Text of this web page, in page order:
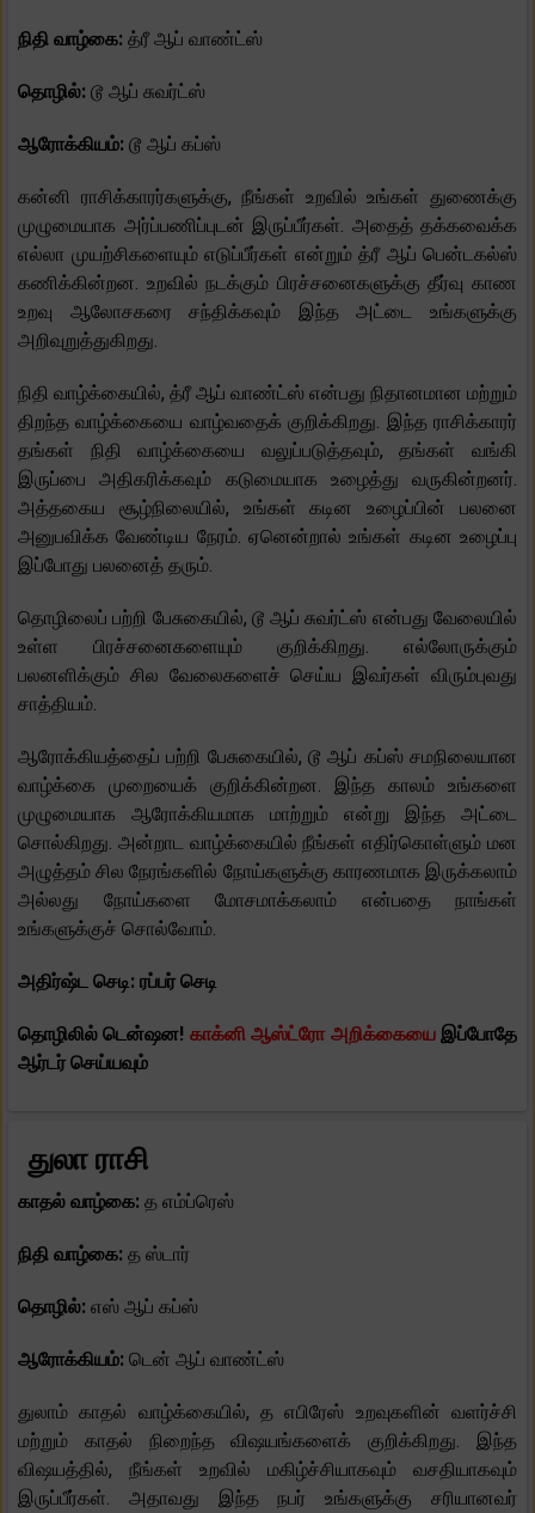
நிதி வாழ்கை: த்ரீ ஆப் வாண்ட்ஸ்
தொழில்: டூ ஆப் சுவர்ட்ஸ்
ஆரோக்கியம்: டூ ஆப் கப்ஸ்
கன்னி ராசிக்காரர்களுக்கு, நீங்கள் உறவில் உங்கள் துணைக்கு
முழுமையாக அர்ப்பணிப்புடன் இருப்பீர்கள். அதைத் தக்கவைக்க
எல்லா முயற்சிகளையும் எடுப்பீர்கள் என்றும் த்ரீ ஆப் பென்டகல்ஸ்
கணிக்கின்றன. உறவில் நடக்கும் பிரச்சனைகளுக்கு தீர்வு காண
உறவு ஆலோசகரை சந்திக்கவும் இந்த அட்டை உங்களுக்கு
அறிவுறுத்துகிறது.
நிதி வாழ்க்கையில், த்ரீ ஆப் வாண்ட்ஸ் என்பது நிதானமான மற்றும்
திறந்த வாழ்க்கையை வாழ்வதைக் குறிக்கிறது. இந்த ராசிக்காரர்
தங்கள் நிதி வாழ்க்கையை வலுப்படுத்தவும், தங்கள் வங்கி
இருப்பை அதிகரிக்கவும் கடுமையாக உழைத்து வருகின்றனர்.
அத்தகைய சூழ்நிலையில், உங்கள் கடின உழைப்பின் பலனை
அனுபவிக்க வேண்டிய நேரம். ஏனென்றால் உங்கள் கடின உழைப்பு
இப்போது பலனைத் தரும்.
தொழிலைப் பற்றி பேசுகையில், டூ ஆப் சுவர்ட்ஸ் என்பது வேலையில்
உள்ள பிரச்சனைகளையும் குறிக்கிறது. எல்லோருக்கும்
பலனளிக்கும் சில வேலைகளைச் செய்ய இவர்கள் விரும்புவது
சாத்தியம்.
ஆரோக்கியத்தைப் பற்றி பேசுகையில், டூ ஆப் கப்ஸ் சமநிலையான
வாழ்க்கை முறையைக் குறிக்கின்றன. இந்த காலம் உங்களை
முழுமையாக ஆரோக்கியமாக மாற்றும் என்று இந்த அட்டை
சொல்கிறது. அன்றாட வாழ்க்கையில் நீங்கள் எதிர்கொள்ளும் மன
அழுத்தம் சில நேரங்களில் நோய்களுக்கு காரணமாக இருக்கலாம்
அல்லது நோய்களை மோசமாக்கலாம் என்பதை நாங்கள்
உங்களுக்குச் சொல்வோம்.
அதிர்ஷ்ட செடி: ரப்பர் செடி
தொழிலில் டென்ஷன! காக்னி ஆஸ்ட்ரோ அறிக்கையைஇப்போதே
ஆர்டர் செய்யவும்
துலா ராசி
காதல் வாழ்கை: த எம்ப்ரெஸ்
நிதி வாழ்கை: த ஸ்டார்
தொழில்: எஸ் ஆப் கப்ஸ்
ஆரோக்கியம்: டென் ஆப் வாண்ட்ஸ்
துலாம் காதல் வாழ்க்கையில், த எபிரேஸ் உறவுகளின் வளர்ச்சி
மற்றும் காதல் நிறைந்த விஷயங்களைக் குறிக்கிறது. இந்த
விஷயத்தில், நீங்கள் உறவில் மகிழ்ச்சியாகவும் வசதியாகவும்
இருப்பீர்கள். அதாவது இந்த நபர் உங்களுக்கு சரியானவர்